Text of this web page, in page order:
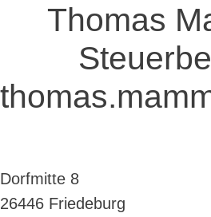
Thomas
Dorfmitte 8
26446 Friedeburg